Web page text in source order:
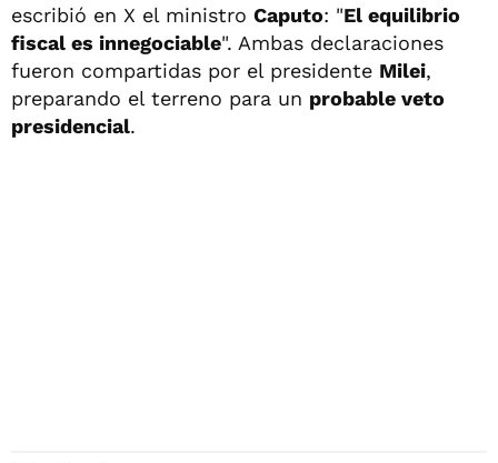
escribió en X el ministro Caputo: "El equilibrio
fiscal es innegociable". Ambas declaraciones
fueron compartidas por el presidente Milei,
preparando el terreno para un probable veto
presidencial.